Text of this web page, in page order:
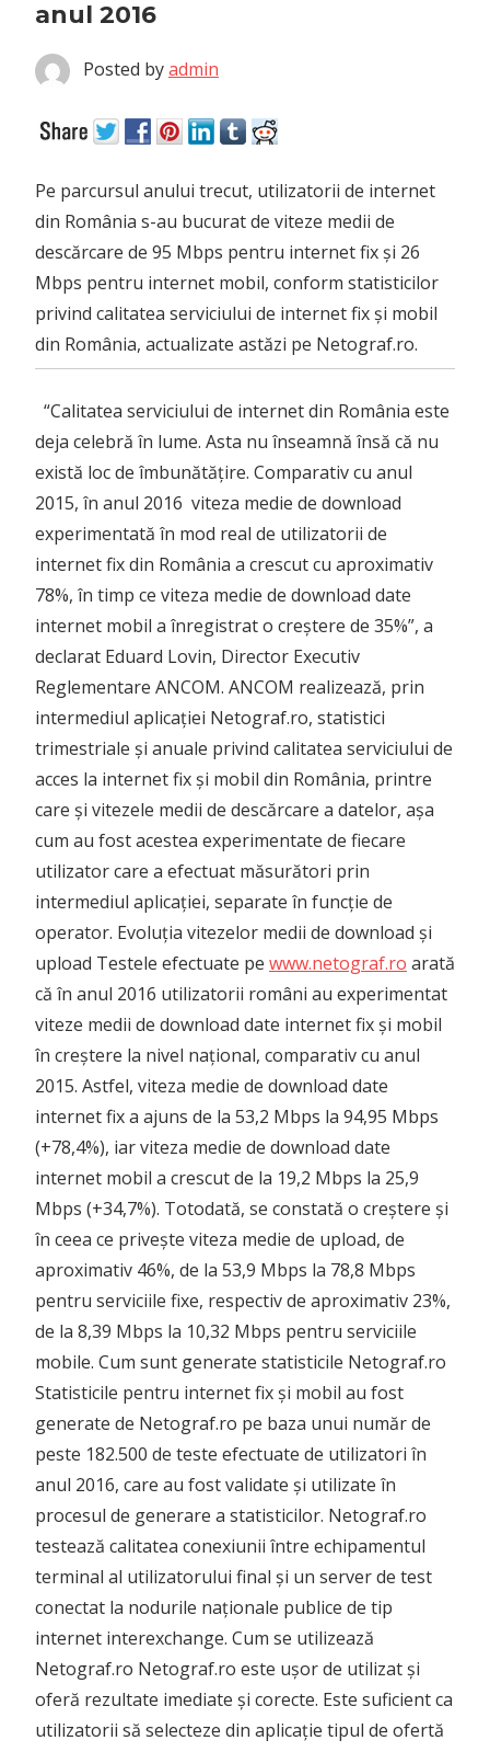
anul 2016
Posted byadmin
Pe parcursul anului trecut, utilizatorii de internet
din România s-au bucurat de viteze medii de
descărcare de 95 Mbps pentru internet fix și 26
Mbps pentru internet mobil, conform statisticilor
privind calitatea serviciului de internet fix și mobil
din România, actualizate astăzi pe Netograf.ro.
“Calitatea serviciului de internet din România este
deja celebră în lume. Asta nu înseamnă însă că nu
există loc de îmbunătățire. Comparativ cu anul
2015, în anul 2016 viteza medie de download
experimentată în mod real de utilizatorii de
internet fix din România a crescut cu aproximativ
78%, în timp ce viteza medie de download date
internet mobil a înregistrat o creștere de 35%”, a
declarat Eduard Lovin, Director Executiv
Reglementare ANCOM. ANCOM realizează, prin
intermediul aplicației Netograf.ro, statistici
trimestriale și anuale privind calitatea serviciului de
acces la internet fix și mobil din România, printre
care și vitezele medii de descărcare a datelor, așa
cum au fost acestea experimentate de fiecare
utilizator care a efectuat măsurători prin
intermediul aplicației, separate în funcție de
operator. Evoluția vitezelor medii de download și
upload Testele efectuate pe www.netograf.ro arată
că în anul 2016 utilizatorii români au experimentat
viteze medii de download date internet fix și mobil
în creștere la nivel național, comparativ cu anul
2015. Astfel, viteza medie de download date
internet fix a ajuns de la 53,2 Mbps la 94,95 Mbps
(+78,4%), iar viteza medie de download date
internet mobil a crescut de la 19,2 Mbps la 25,9
Mbps (+34,7%). Totodată, se constată o creștere și
în ceea ce privește viteza medie de upload, de
aproximativ 46%, de la 53,9 Mbps la 78,8 Mbps
pentru serviciile fixe, respectiv de aproximativ 23%,
de la 8,39 Mbps la 10,32 Mbps pentru serviciile
mobile. Cum sunt generate statisticile Netograf.ro
Statisticile pentru internet fix și mobil au fost
generate de Netograf.ro pe baza unui număr de
peste 182.500 de teste efectuate de utilizatori în
anul 2016, care au fost validate și utilizate în
procesul de generare a statisticilor. Netograf.ro
testează calitatea conexiunii între echipamentul
terminal al utilizatorului final și un server de test
conectat la nodurile naționale publice de tip
internet interexchange. Cum se utilizează
Netograf.ro Netograf.ro este ușor de utilizat și
oferă rezultate imediate și corecte. Este suficient ca
utilizatorii să selecteze din aplicație tipul de ofertă